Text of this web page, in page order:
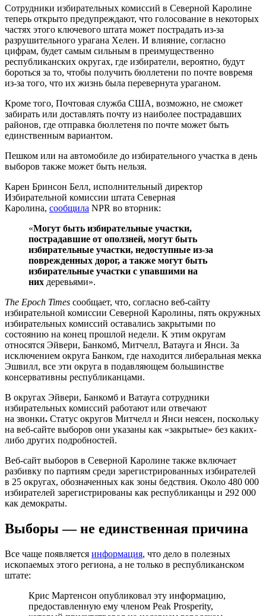
Сотрудники избирательных комиссий в Северной Каролине
теперь открыто предупреждают, что голосование в некоторых
частях этого ключевого штата может пострадать из-за
разрушительного урагана Хелен. И влияние, согласно
цифрам, будет самым сильным в преимущественно
республиканских округах, где избиратели, вероятно, будут
бороться за то, чтобы получить бюллетени по почте вовремя
из-за того, что их жизнь была перевернута ураганом.
Кроме того, Почтовая служба США, возможно, не сможет
забирать или доставлять почту из наиболее пострадавших
районов, где отправка бюллетеня по почте может быть
единственным вариантом.
Пешком или на автомобиле до избирательного участка в день
выборов также может быть нельзя.
Карен Бринсон Белл, исполнительный директор
Избирательной комиссии штата Северная
Каролина, сообщила NPR во вторник:
«Могут быть избирательные участки,
пострадавшие от оползней, могут быть
избирательные участки, недоступные из-за
поврежденных дорог, а также могут быть
избирательные участки с упавшими на
них деревьями».
The Epoch Times сообщает, что, согласно веб-сайту
избирательной комиссии Северной Каролины, пять окружных
избирательных комиссий оставались закрытыми по
состоянию на конец прошлой недели. К этим округам
относятся Эйвери, Банкомб, Митчелл, Ватауга и Янси. За
исключением округа Банком, где находится либеральная мекка
Эшвилл, все эти округа в подавляющем большинстве
консервативны республиканцами.
В округах Эйвери, Банкомб и Ватауга сотрудники
избирательных комиссий работают или отвечают
на звонки. Статус округов Митчелл и Янси неясен, поскольку
на веб-сайте выборов они указаны как «закрытые» без каких-
либо других подробностей.
Веб-сайт выборов в Северной Каролине также включает
разбивку по партиям среди зарегистрированных избирателей
в 25 округах, обозначенных как зоны бедствия. Около 480 000
избирателей зарегистрированы как республиканцы и 292 000
как демократы.
Выборы — не единственная причина
Все чаще появляется информация, что дело в полезных
ископаемых этого региона, а не только в республиканском
штате:
Крис Мартенсон опубликовал эту информацию,
предоставленную ему членом Peak Prosperity,